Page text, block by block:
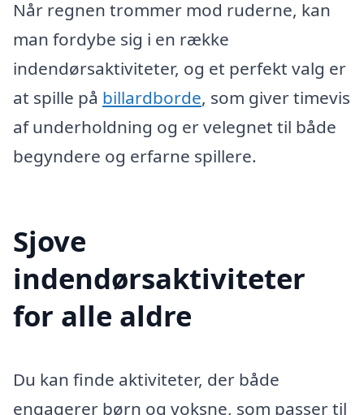
Når regnen trommer mod ruderne, kan
man fordybe sig i en række
indendørsaktiviteter, og et perfekt valg er
at spille på billardborde, som giver timevis
af underholdning og er velegnet til både
begyndere og erfarne spillere.
Sjove
indendørsaktiviteter
for alle aldre
Du kan finde aktiviteter, der både
engagerer børn og voksne, som passer til